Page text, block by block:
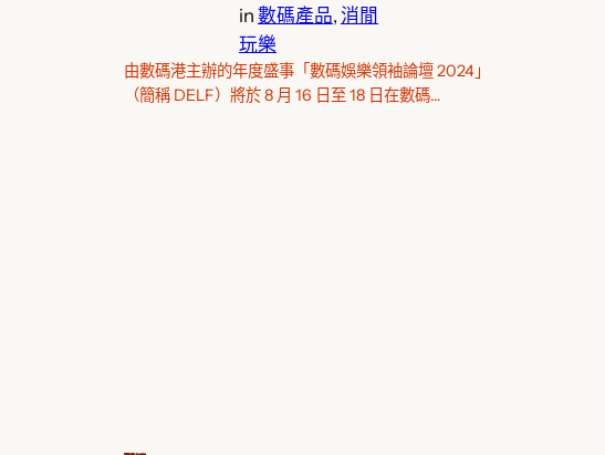
in 數碼產品, 消閒
玩樂
由數碼港主辦的年度盛事「數碼娛樂領袖論壇 2024」
（簡稱 DELF）將於 8 月 16 日至 18 日在數碼…